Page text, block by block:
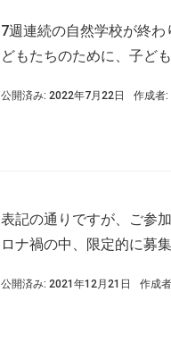
7週連続の自然学校が終
どもたちのために、子ど
公開済み: 2022年7月22日 作成者:
表記の通りですが、ご参
ロナ禍の中、限定的に募
公開済み: 2021年12月21日 作成